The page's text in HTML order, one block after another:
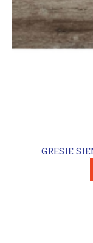
GRESIE